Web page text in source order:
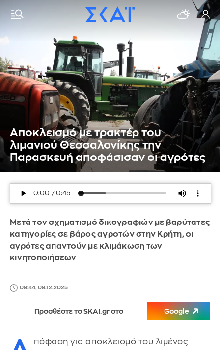
Aποκλεισμό με τρακτέρ του
λιμανιού Θεσσαλονίκης την
Παρασκευή αποφάσισαν οι αγρότες
Μετά τον σχηματισμό δικογραφιών με βαρύτατες
κατηγορίες σε βάρος αγροτών στην Κρήτη, οι
αγρότες απαντούν με κλιμάκωση των
κινητοποιήσεων
09:44, 09.12.2025
Προσθέστε το SKAI.gr στο Google
πόφαση για αποκλεισμό του λιμένος